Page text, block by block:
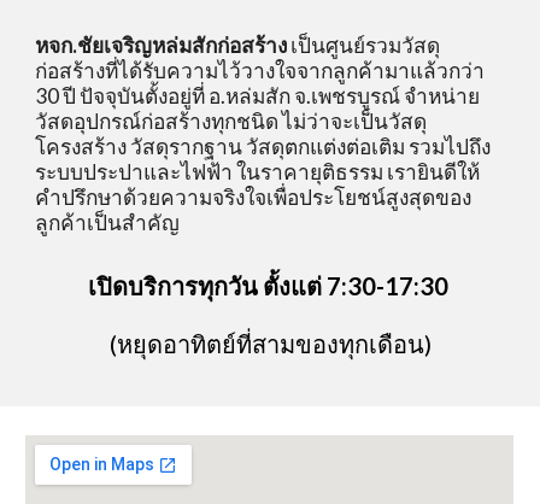
หจก.ชัยเจริญหล่มสักก่อสร้างเป็นศูนย์รวมวัสดุ
ก่อสร้างที่ได้รับความไว้วางใจจากลูกค้ามาแล้วกว่า
30 ปี ปัจจุบันตั้งอยู่ที่ อ.หล่มสัก จ.เพชรบูรณ์ จำหน่าย
วัสดอุปกรณ์ก่อสร้างทุกชนิด ไม่ว่าจะเป็นวัสดุ
โครงสร้าง วัสดุรากฐาน วัสดุตกแต่งต่อเติม รวมไปถึง
ระบบประปาและไฟฟ้า ในราคายุติธรรม เรายินดีให้
คำปรึกษาด้วยความจริงใจเพื่อประโยชน์สูงสุดของ
ลูกค้าเป็นสำคัญ
เปิดบริการทุกวัน ตั้งแต่ 7:30-17:30
(หยุดอาทิตย์ที่สามของทุกเดือน)